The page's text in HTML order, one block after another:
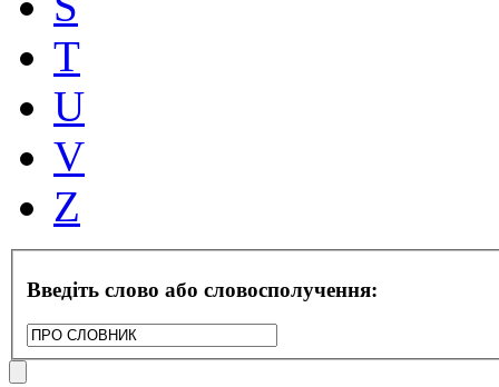
T
U
V
Z
Введіть слово або словосполучення: